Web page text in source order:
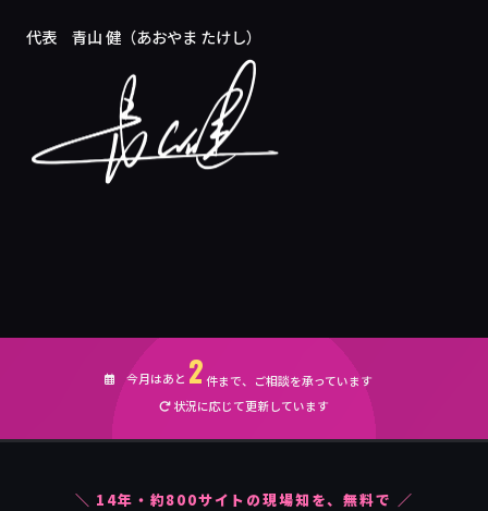
代表 青山 健（あおやま たけし）
今月はあと 2件まで、ご相談を承っています
状況に応じて更新しています
＼ 14年・約800サイトの現場知を、無料で ／